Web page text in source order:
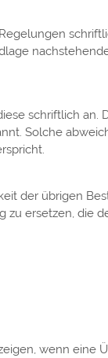
schriftlich an.
Solche
der übrigen
zu ersetzen, die
wenn eine